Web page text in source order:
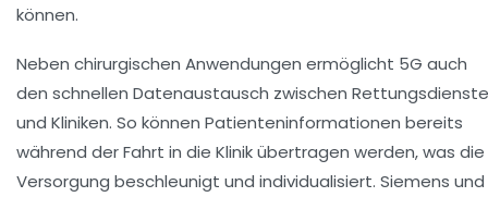
können.
Neben chirurgischen Anwendungen ermöglicht 5G auch
den schnellen Datenaustausch zwischen
und Kliniken. So können Patienteninformationen bereits
während der Fahrt in die Klinik übertragen werden, was die
Versorgung beschleunigt und individualisiert. Siemens und